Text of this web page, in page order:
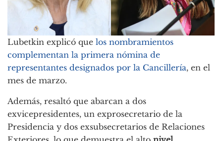
Lubetkin explicó que los nombramientos
complementan la primera nómina de
representantes designados por la Cancillería, en el
mes de marzo.
Además, resaltó que abarcan a dos
exvicepresidentes, un exprosecretario de la
Presidencia y dos exsubsecretarios de Relaciones